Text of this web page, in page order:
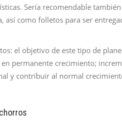
Sería recomendable
así como folletos para ser
el objetivo de este tipo de
permanente crecimiento;
y contribuir al normal